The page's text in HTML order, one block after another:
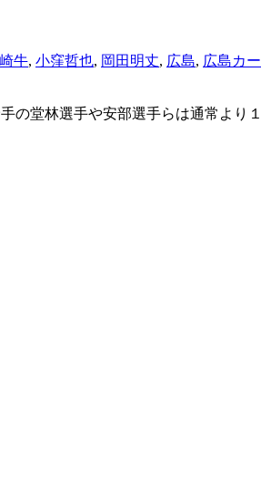
牛, 小窪哲也, 岡田明丈, 広島, 広島カ
堂林選手や安部選手らは通常より